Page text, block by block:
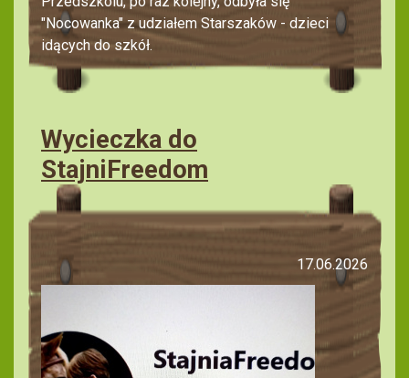
"Nocowanka" z udziałem Starszaków - dzieci
idących do szkół.
Wycieczka do
StajniFreedom
17.06.2026